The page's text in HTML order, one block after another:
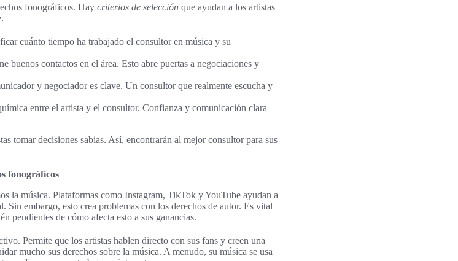
fonográficos. Hay criterios de selección que ayudan a los artistas
cuánto tiempo ha trabajado el consultor en música y su
buenos contactos en el área. Esto abre puertas a negociaciones y
y negociador es clave. Un consultor que realmente escucha y
entre el artista y el consultor. Confianza y comunicación clara
tomar decisiones sabias. Así, encontrarán al mejor consultor para sus
fonográficos
la música. Plataformas como Instagram, TikTok y YouTube ayudan a
Sin embargo, esto crea problemas con los derechos de autor. Es vital
pendientes de cómo afecta esto a sus ganancias.
Permite que los artistas hablen directo con sus fans y creen una
mucho sus derechos sobre la música. A menudo, su música se usa